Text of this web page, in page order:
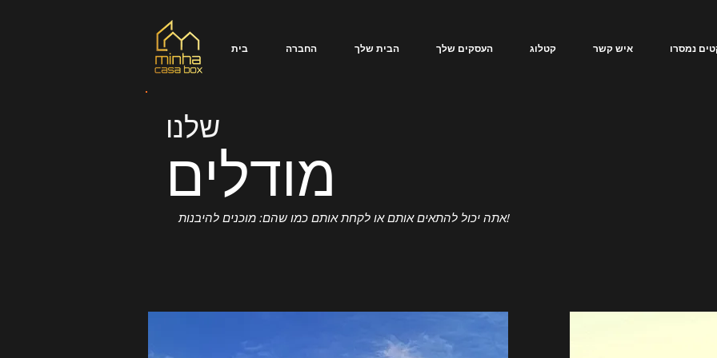
בית החברה הבית שלך העסקים שלך קטלוג איש קשר נמסרו
שלנו
מודלים
אתה יכול להתאים אותם או לקחת אותם כמו שהם: מוכנים להיבנות!